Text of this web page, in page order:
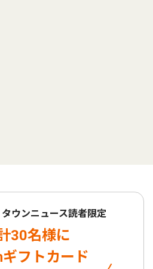
ウンニュース読者限定
30名様に
フトカード